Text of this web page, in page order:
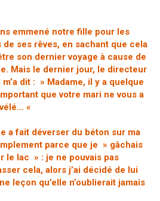
emmené notre fille pour les
de ses rêves, en sachant que cela
son dernier voyage à cause de
Mais le dernier jour, le directeur
m’a dit : » Madame, il y a quelque
que votre mari ne vous a
«
a fait déverser du béton sur ma
parce que je » gâchais
le lac » : je ne pouvais pas
cela, alors j’ai décidé de lui
leçon qu’elle n’oublierait jamais